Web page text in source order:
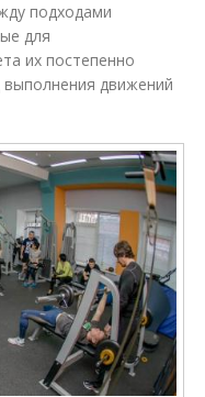
подходами
для
их постепенно
движений